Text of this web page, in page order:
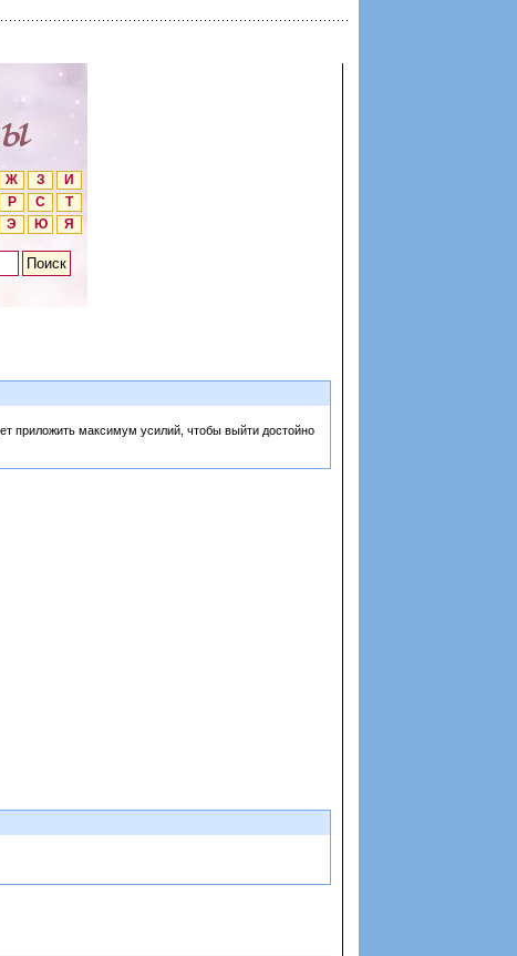
Ж З
И
Р С
Т
Э Ю Я
приложить максимум усилий, чтобы выйти достойно